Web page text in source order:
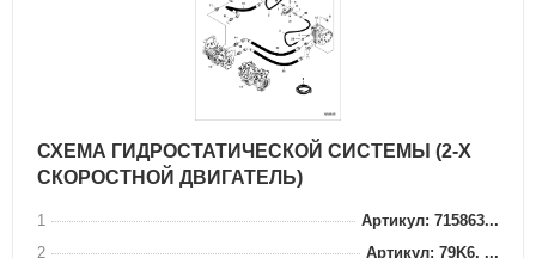
СХЕМА ГИДРОСТАТИЧЕСКОЙ СИСТЕМЫ (2-Х
СКОРОСТНОЙ ДВИГАТЕЛЬ)
1
Артикул: 715863...
2
Артикул: 79K6, ...